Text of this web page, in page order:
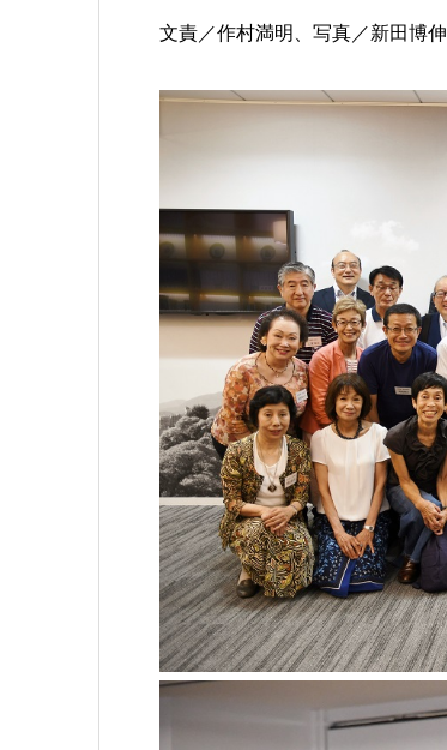
文責／作村満明、写真／新田博伸